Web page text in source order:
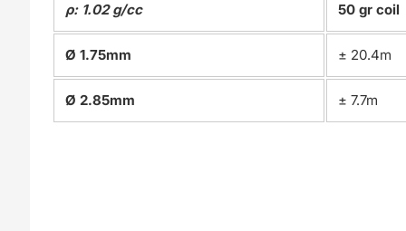
ρ: 1.02 g/cc 50 gr coil
Ø 1.75mm ± 20.4m
Ø 2.85mm ± 7.7m